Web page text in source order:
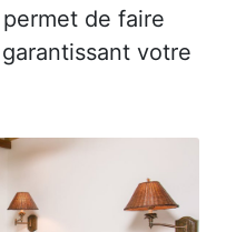
de faire
votre